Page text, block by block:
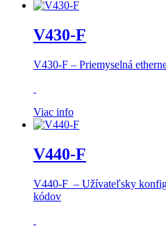
V430-F
V430-F – Priemyselná
Viac info
V440-F
V440-F – Užívateľsky
kódov